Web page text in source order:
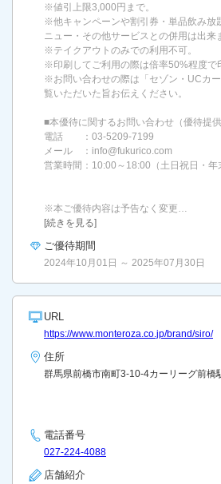
※値引上限3,000円まで。
※他キャンペーンや割引券・単品飲み放
ニュー・その他サービスとの併用は出来
※テイクアウトのみでの利用不可。
※印刷してご利用の際は倍率50%程度で
※お問い合わせの際は「セゾン・UCカ
覧いただいた旨お伝えください。
■本優待に関するお問い合わせ（優待提
電話 ：03-5209-7199
メール ：info@fukurico.com
営業時間：10:00～18:00（土日祝日・年
※本ご優待内容は予告なく変更…
[続きを見る]
ご優待期間
2024年10月01日 ～ 2025年07月30日
URL
https://www.monteroza.co.jp/brand/siro/
住所
群馬県前橋市南町3-10-4カーリーグ前橋
電話番号
027-224-4088
店舗紹介